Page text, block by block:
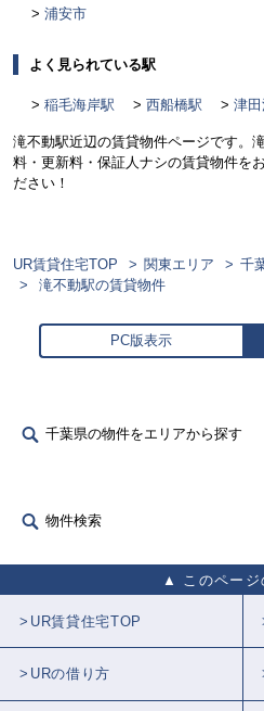
浦安市
よく見られている駅
稲毛海岸駅 西船橋駅 津
滝不動駅近辺の賃貸物件ページです。
料・更新料・保証人ナシの賃貸物件を
ださい！
UR賃貸住宅TOP 関東エリア 千
滝不動駅の賃貸物件
PC版表示
千葉県の物件をエリアから探す
物件検索
このペー
UR賃貸住宅TOP
URの借り方